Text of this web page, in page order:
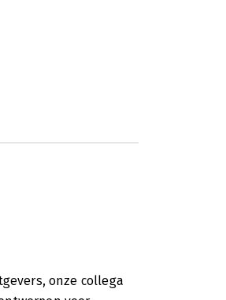
onze collega